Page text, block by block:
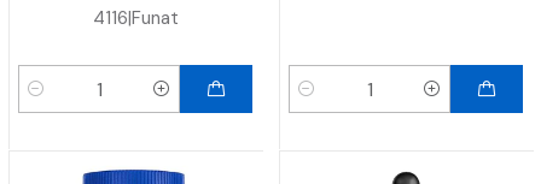
4116|Funat
Cantidad Cantidad